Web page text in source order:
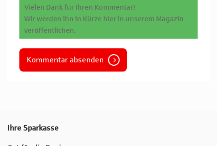
Vielen Dank für Ihren Kommentar!
Wir werden ihn in Kürze hier in unserem Magazin
veröffentlichen.
Kommentar absenden
Ihre Sparkasse